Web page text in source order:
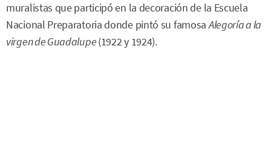
muralistas que participó en la decoración de la Escuela
Nacional Preparatoria donde pintó su famosaAlegoría a la
virgen de Guadalupe(1922 y 1924).